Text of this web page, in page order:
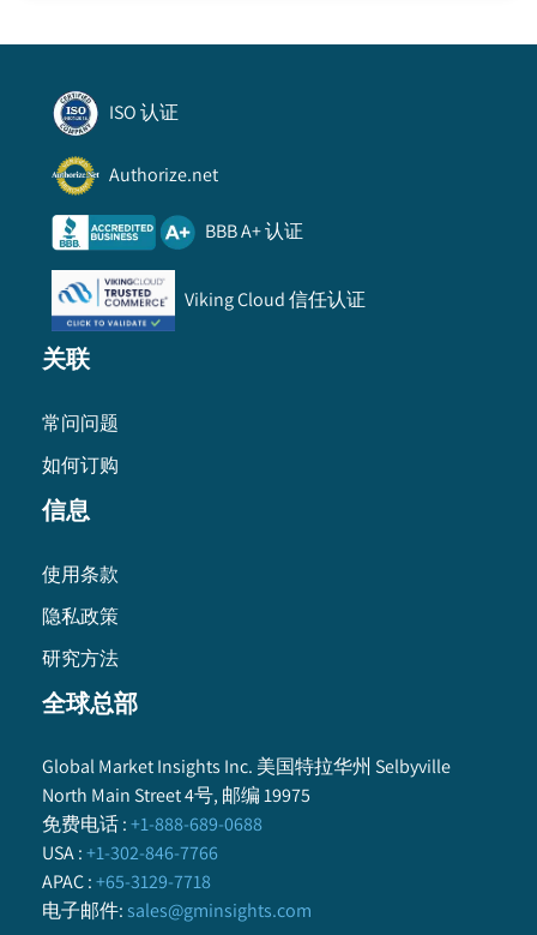
ISO 认证
Authorize.net
BBB A+ 认证
Viking Cloud 信任认证
关联
常问问题
如何订购
信息
使用条款
隐私政策
研究方法
全球总部
Global Market Insights Inc. 美国特拉华州 Selbyville
North Main Street 4号, 邮编 19975
免费电话:+1-888-689-0688
USA :+1-302-846-7766
APAC :+65-3129-7718
电子邮件: sales@gminsights.com